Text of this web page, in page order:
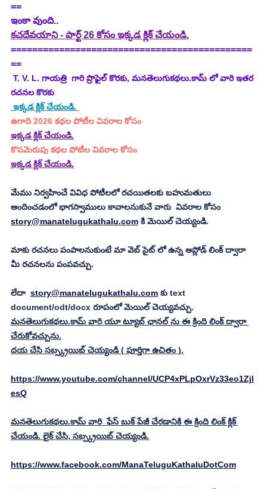
==
ఇంకా వుంది..
కచదేవయాని - పార్ట్ 26 కోసం ఇక్కడ క్లిక్ చేయండి.
=============================================
==
T. V. L. గాయత్రి  గారి ప్రొఫైల్ కొరకు, మనతెలుగుకథలు.కామ్ లో వారి ఇతర
రచనల కొరకు
ఇక్కడ క్లిక్ చేయండి.
ఉగాది 2026 కథల పోటీల వివరాల కోసం
ఇక్కడ క్లిక్ చేయండి.
కొసమెరుపు కథల పోటీల వివరాల కోసం
ఇక్కడ క్లిక్ చేయండి.
మేము నిర్వహించే వివిధ పోటీలలో రచయితలకు బహుమతులు
అందించడంలో భాగస్వాములు కావాలనుకునే వారు  వివరాల కోసం
story@manatelugukathalu.com కి మెయిల్ చెయ్యండి.
మాకు రచనలు పంపాలనుకుంటే మా వెబ్ సైట్ లో ఉన్న అప్లోడ్ లింక్ ద్వారా
మీ రచనలను పంపవచ్చు.
లేదా story@manatelugukathalu.com కు text
document/odt/docx రూపంలో మెయిల్ చెయ్యవచ్చు.
మనతెలుగుకథలు.కామ్ వారి యూ ట్యూబ్ ఛానల్ ను ఈ క్రింది లింక్ ద్వారా
చేరుకోవచ్చును.
దయ చేసి సబ్స్క్రయిబ్ చెయ్యండి ( పూర్తిగా ఉచితం ).
https://www.youtube.com/channel/UCP4xPLpOxrVz33eo1Zjl
esQ
మనతెలుగుకథలు.కామ్ వారి  ఫేస్ బుక్ పేజీ చేరడానికి ఈ క్రింది లింక్ క్లిక్
చేయండి. లైక్ చేసి, సబ్స్క్రయిబ్ చెయ్యండి.
https://www.facebook.com/ManaTeluguKathaluDotCom